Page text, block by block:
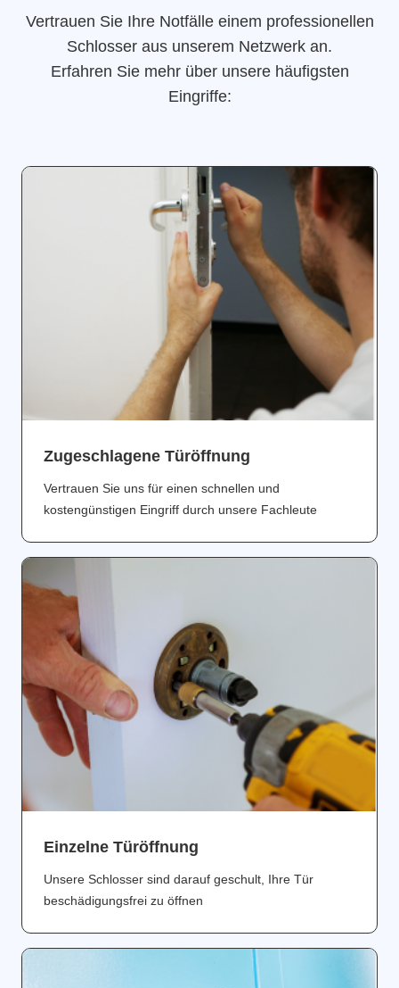
Vertrauen Sie Ihre Notfälle einem professionellen
Schlosser aus unserem Netzwerk an.
Erfahren Sie mehr über unsere häufigsten
Eingriffe:
Zugeschlagene Türöffnung
Vertrauen Sie uns für einen schnellen und
kostengünstigen Eingriff durch unsere Fachleute
Einzelne Türöffnung
Unsere Schlosser sind darauf geschult, Ihre Tür
beschädigungsfrei zu öffnen